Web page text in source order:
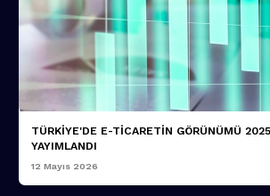
TÜRKİYE'DE E-TİCARETİN GÖRÜNÜMÜ
YAYIMLANDI
12 Mayıs 2026